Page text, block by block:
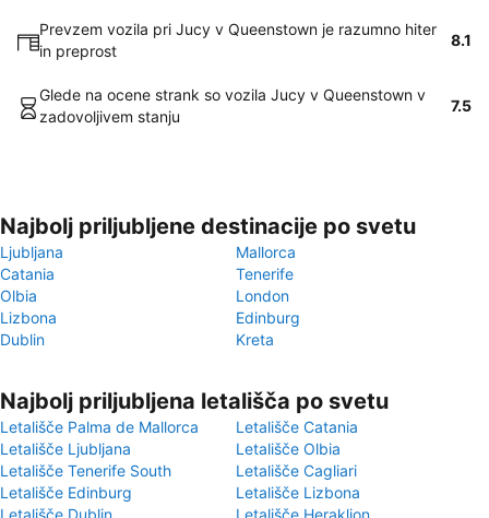
Prevzem vozila pri Jucy v Queenstown je razumno hiter
in preprost
8.1
Glede na ocene strank so vozila Jucy v Queenstown v
zadovoljivem stanju
7.5
Najbolj priljubljene destinacije po svetu
Ljubljana
Mallorca
Catania
Tenerife
Olbia
London
Lizbona
Edinburg
Dublin
Kreta
Najbolj priljubljena letališča po svetu
Letališče Palma de Mallorca
Letališče Catania
Letališče Ljubljana
Letališče Olbia
Letališče Tenerife South
Letališče Cagliari
Letališče Edinburg
Letališče Lizbona
Letališče Dublin
Letališče Heraklion